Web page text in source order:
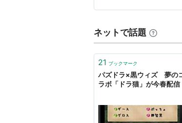
ネットで話題
21 ブックマーク
パズドラ×黒ウィズ 夢の
ラボ「ドラ猫」が今春配信